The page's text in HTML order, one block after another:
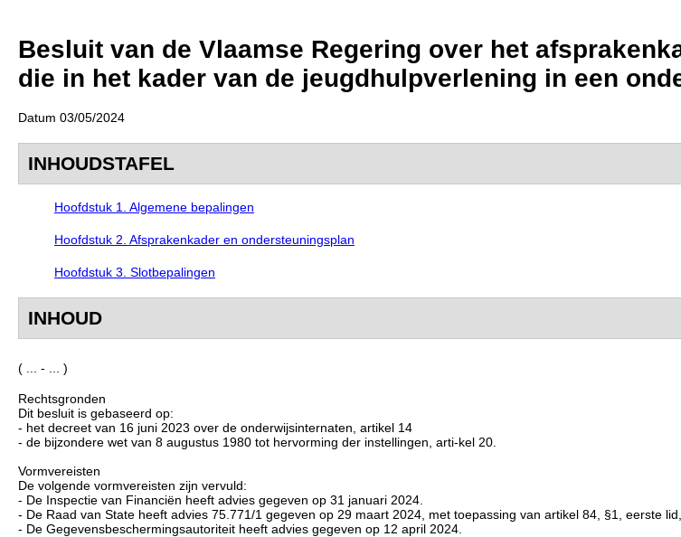
Besluit van de Vlaamse Regering over het
die in het kader van de jeugdhulpverlening in een
Datum 03/05/2024
INHOUDSTAFEL
Hoofdstuk 1. Algemene bepalingen
Hoofdstuk 2. Afsprakenkader en ondersteuningsplan
Hoofdstuk 3. Slotbepalingen
INHOUD
( ... - ... )
Rechtsgronden
Dit besluit is gebaseerd op:
- het decreet van 16 juni 2023 over de onderwijsinternaten, artikel 14
- de bijzondere wet van 8 augustus 1980 tot hervorming der instellingen, arti-kel 20.
Vormvereisten
De volgende vormvereisten zijn vervuld:
- De Inspectie van Financiën heeft advies gegeven op 31 januari 2024.
- De Raad van State heeft advies 75.771/1 gegeven op 29 maart 2024, met toepassing van artikel 84, §1, eerste
- De Gegevensbeschermingsautoriteit heeft advies gegeven op 12 april 2024.